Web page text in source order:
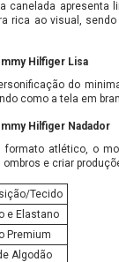
canelada apresenta
rica ao visual,
Hilfiger Lisa
do
como a tela em
Hilfiger Nadador
atlético, o
ombros e criar
Tecido
e Elastano
Premium
Algodão